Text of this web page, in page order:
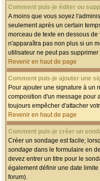
Comment puis-je éditer ou
A moins que vous soyez
seulement après un certain
morceau de texte en dessous
n'apparaîtra pas non plus si un
utilisateur ne peut pas
Revenir en haut de page
Comment puis-je ajouter une
Pour ajouter une signature à un
composition d'un message pour
toujours empêcher d'attacher
Revenir en haut de page
Comment puis-je créer un
Créer un sondage est facile;
sondage dans le formulaire en
devez entrer un titre pour le
également définir une date
forum).